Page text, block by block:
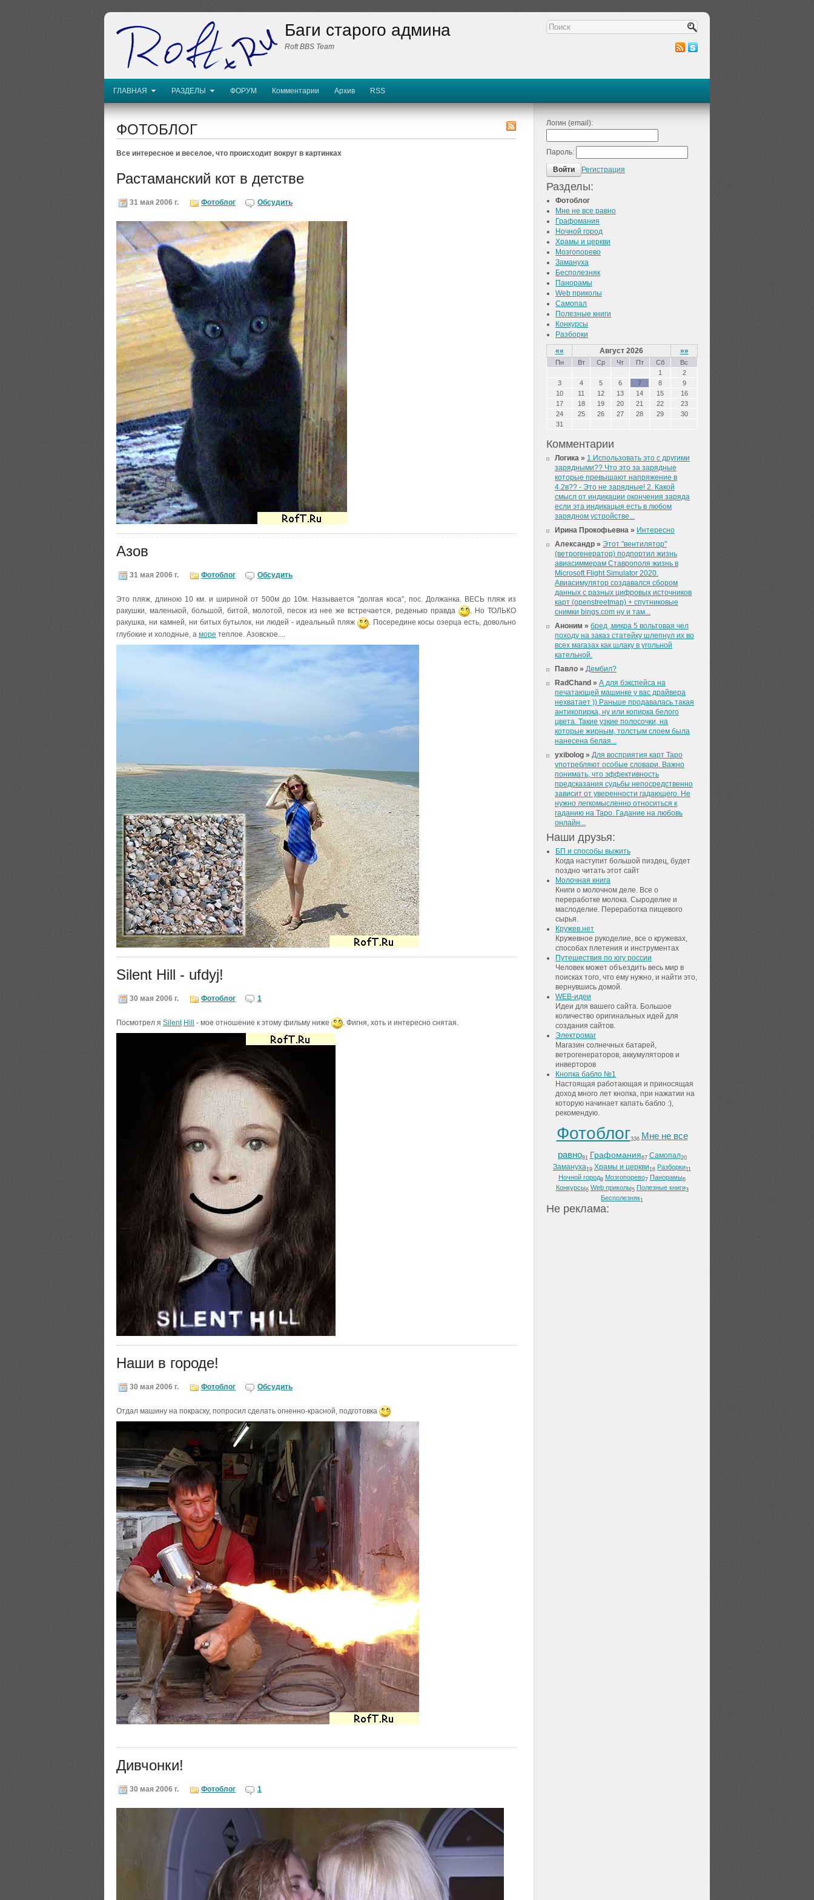
Баги старого админа
Roft BBS Team
ГЛАВНАЯ РАЗДЕЛЫ ФОРУМ Комментарии Архив RSS
ФОТОБЛОГ
Все интересное и веселое, что происходит вокруг в картинках
Растаманский кот в детстве
31 мая 2006 г. Фотоблог Обсудить
Азов
31 мая 2006 г. Фотоблог Обсудить
Это пляж, длиною 10 км. и шириной от 500м до 10м. Называется "долгая коса", пос. Должанка. ВЕСЬ пляж из
ракушки, маленькой, большой, битой, молотой, песок из нее же встречается, реденько правда
. Но ТОЛЬКО
ракушка, ни камней, ни битых бутылок, ни людей - идеальный пляж
. Посередине косы озерца есть, довольно
глубокие и холодные, а море теплое. Азовское....
Silent Hill - ufdyj!
30 мая 2006 г. Фотоблог 1
Посмотрел я Silent Hill - мое отношение к этому фильму ниже . Фигня, хоть и интересно снятая.
Наши в городе!
30 мая 2006 г. Фотоблог Обсудить
Отдал машину на покраску, попросил сделать огненно-красной, подготовка
Дивчонки!
30 мая 2006 г. Фотоблог 1
Логин (email):
Пароль:
Войти Регистрация
Разделы:
Фотоблог
Мне не все равно
Графомания
Ночной город
Храмы и церкви
Мозгопорево
Замануха
Бесполезняк
Панорамы
Web приколы
Самопал
Полезные книги
Конкурсы
Разборки
««
Август 2026 »»
Пн Вт Ср Чт Пт Сб
Вс
1
2
3
4 5 6 7 8
9
10
11 12 13 14 15
16
17
18 19 20 21 22
23
24
25 26 27 28 29
30
31
Комментарии
Логика » 1.Использовать это с другими
зарядными?? Что это за зарядные
которые превышают напряжение в
4.2в?? - Это не зарядные! 2. Какой
смысл от индикации окончения заряда
если эта индикацыя есть в любом
зарядном устройстве...
Ирина Прокофьевна » Интересно
Александр » Этот "вентилятор"
(ветрогенератор) подпортил жизнь
авиасиммерам Ставрополя жизнь в
Microsoft Flight Simulator 2020.
Авиасимулятор создавался сбором
данных с разных цифровых источников
карт (openstreetmap) + спутниковые
снимки bings.com ну и там...
Аноним » бред ,микра 5 вольтовая чел
походу на заказ статейку шлепнул их во
всех магазах как шлаку в угольной
кательной.
Павло » Дембил?
RadChand » А для бэкспейса на
печатающей машинке у вас драйвера
нехватает )) Раньше продавалась такая
антикопирка, ну или копирка белого
цвета. Такие узкие полосочки, на
которые жирным, толстым слоем была
нанесена белая...
yxibolog » Для восприятия карт Таро
употребляют особые словари. Важно
понимать, что эффективность
предсказания судьбы непосредственно
зависит от уверенности гадающего. Не
нужно легкомысленно относиться к
гаданию на Таро. Гадание на любовь
онлайн...
Наши друзья:
БП и способы выжить
Когда наступит большой пиздец, будет
поздно читать этот сайт
Молочная книга
Книги о молочном деле. Все о
переработке молока. Сыроделие и
маслоделие. Переработка пищевого
сырья.
Кружев.нет
Кружевное рукоделие, все о кружевах,
способах плетения и инструментах
Путешествия по югу россии
Человек может объездить весь мир в
поисках того, что ему нужно, и найти это,
вернувшись домой.
WEB-идеи
Идеи для вашего сайта. Большое
количество оригинальных идей для
создания сайтов.
Электромаг
Магазин солнечных батарей,
ветрогенераторов, аккумуляторов и
инверторов
Кнопка бабло №1
Настоящая работающая и приносящая
доход много лет кнопка, при нажатии на
которую начинает капать бабло :),
рекомендую.
Фотоблог336 Мне не все
равно81 Графомания67 Самопал20
Замануха 19 Храмы и церкви 16 Разборки11
Ночной город9 Мозгопорево7 Панорамы6
Конкурсы6 Web приколы5 Полезные книги3
Бесполезняк1
He peклaмa: